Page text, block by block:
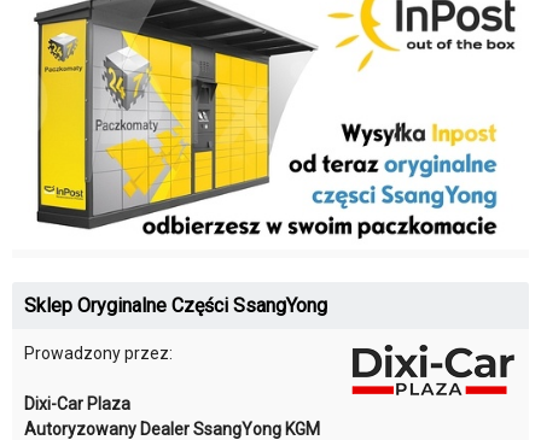
Sklep Oryginalne Części SsangYong
Prowadzony przez:
Dixi-Car Plaza
Autoryzowany Dealer SsangYong KGM